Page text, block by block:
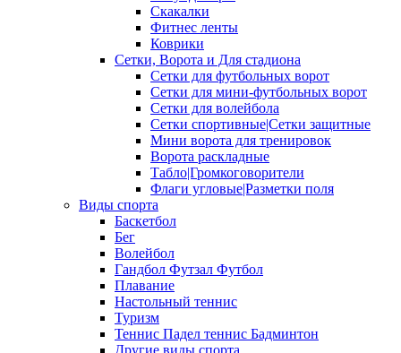
Скакалки
Фитнес ленты
Коврики
Сетки, Ворота и Для стадиона
Сетки для футбольных ворот
Сетки для мини-футбольных ворот
Сетки для волейбола
Сетки спортивные|Сетки защитные
Мини ворота для тренировок
Ворота раскладные
Табло|Громкоговорители
Флаги угловые|Разметки поля
Виды спорта
Баскетбол
Бег
Волейбол
Гандбол Футзал Футбол
Плавание
Настольный теннис
Туризм
Теннис Падел теннис Бадминтон
Другие виды спорта